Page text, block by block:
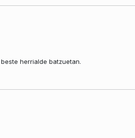
herrialde batzuetan.